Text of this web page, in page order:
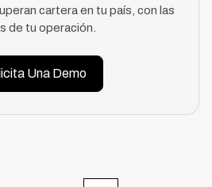
cartera en tu país, con las
de tu operación.
Una Demo